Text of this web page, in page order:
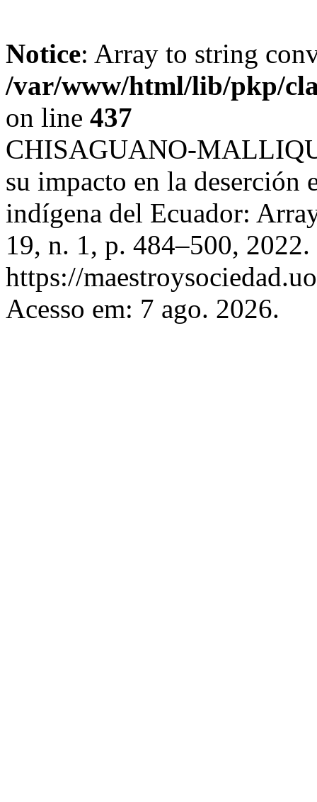
Notice: Array to string
/var/www/html/lib/pkp/
on line 437
CHISAGUANO-
su impacto en la deserción
indígena del Ecuador:
19, n. 1, p. 484–500,
https://
Acesso em: 7 ago. 2026.